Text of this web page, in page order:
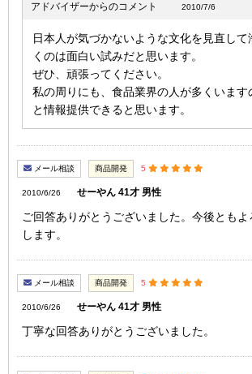
アドバイザーからのコメント 2010/7/6
日本人が気づかないような文化を見直し
くのは面白い試みだと思います。
ぜひ、頑張ってください。
私の周りにも、食品業界の人が多くいます
と情報提供できると思います。
メール相談 商品開発 5
2010/6/26 せーやん 41才 男性
ご回答ありがとうございました。今後とも
します。
メール相談 商品開発 5
2010/6/26 せーやん 41才 男性
丁寧な回答ありがとうございました。